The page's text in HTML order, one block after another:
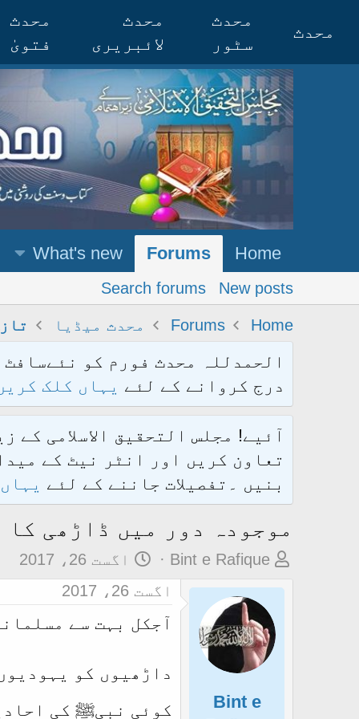
محدث
محدث
سٹور
محدث
لائبریری
محدث
فتویٰ
Home
Forums
What's new
New posts
Search forums
Home
Forums محدث میڈیا
درج کروانے کے لئے یہاں کلک
آئیے! مجلس التحقیق الاسلامی
تعاون کریں اور انٹر نیٹ کے
بنیں ۔تفصیلات جاننے کے لئے
موجودہ دور میں ڈاڑھی
م
ض
و
ع
Bint e Rafique
ت
ا
آ
اگست 26، 2017
Bint e
اگست 26، 2017
آجکل بہت سے
داڑھیوں کو
کوئی نبیﷺ کی